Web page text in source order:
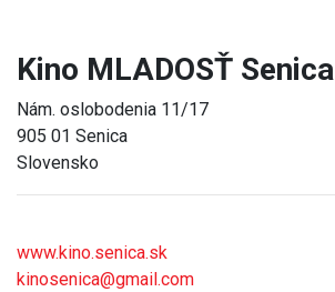
Kino MLADOSŤ Senica
Nám. oslobodenia 11/17
905 01 Senica
Slovensko
www.kino.senica.sk
kinosenica@gmail.com